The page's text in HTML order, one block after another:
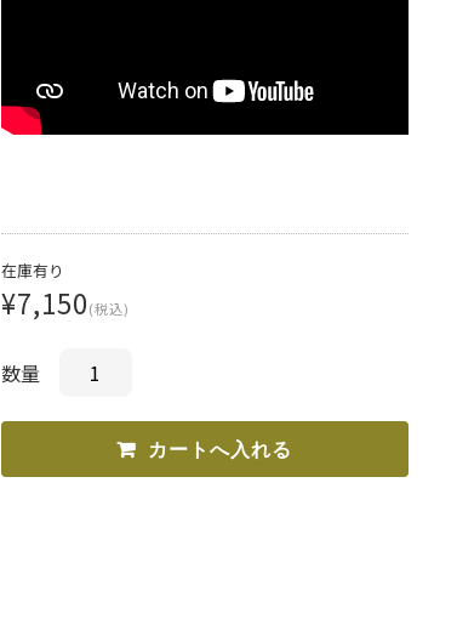
在庫有り
¥7,150(税込)
数量